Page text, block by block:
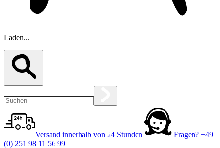
Laden...
Versand innerhalb von 24 Stunden Fragen? +49
(0) 251 98 11 56 99